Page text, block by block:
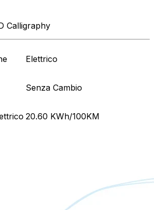
Calligraphy
Elettrico
Senza Cambio
20.60 KWh/100KM